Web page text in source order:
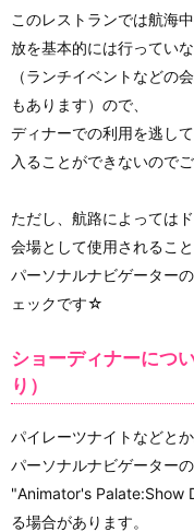
このレストランでは航海
放を基本的には行ってい
（ランチイベントなどの
もあります）ので、
ディナーでの利用を逃し
入ることができないので
ただし、航路によっては
会場として使用されるこ
パーソナルナビゲーター
ェックです☆
ショーディナーにつ
り）
パイレーツナイトなどと
パーソナルナビゲーター
"Animator's Palate:Show
る場合があります。